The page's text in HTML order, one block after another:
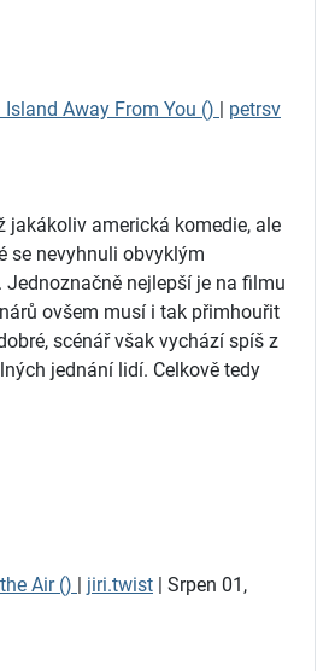
Away From You () | petrsv
jakákoliv americká komedie, ale
se nevyhnuli obvyklým
nejlepší je na filmu
ovšem musí i tak přimhouřit
scénář však vychází spíš z
jednání lidí. Celkově tedy
Air () | jiri.twist | Srpen 01,